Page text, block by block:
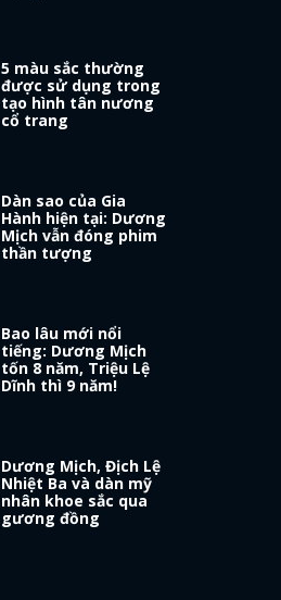
5 màu sắc thường
được sử dụng trong
tạo hình tân nương
cổ trang
Dàn sao của Gia
Hành hiện tại: Dương
Mịch vẫn đóng phim
thần tượng
Bao lâu mới nổi
tiếng: Dương Mịch
tốn 8 năm, Triệu Lệ
Dĩnh thì 9 năm!
Dương Mịch, Địch Lệ
Nhiệt Ba và dàn mỹ
nhân khoe sắc qua
gương đồng